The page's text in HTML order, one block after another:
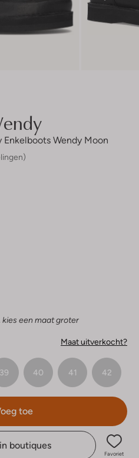
Enkelboots Wendy Moon
kies een maat groter
Maat uitverkocht?
39 40 41 42
toe
boutiques
Favoriet